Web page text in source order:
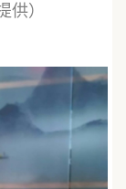
供）